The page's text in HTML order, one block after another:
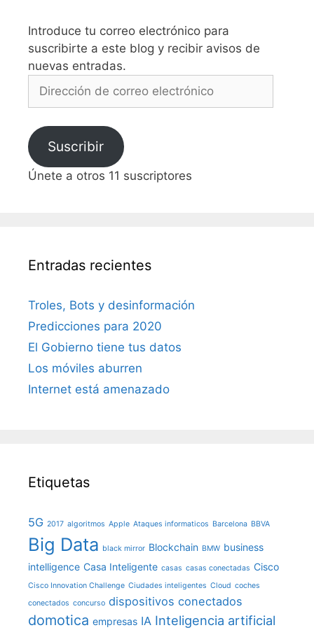
Introduce tu correo electrónico para
suscribirte a este blog y recibir avisos de
nuevas entradas.
Dirección
electrónico
Suscribir
Únete a otros 11 suscriptores
Entradas recientes
Troles, Bots y desinformación
Predicciones para 2020
El Gobierno tiene tus datos
Los móviles aburren
Internet está amenazado
Etiquetas
5G 2017 algoritmos Apple Ataques informaticos Barcelona BBVA
Big Data black mirror Blockchain BMW business
intelligence Casa Inteligente casas casas conectadas Cisco
Cisco Innovation Challenge Ciudades inteligentes Cloud coches
conectados concurso dispositivos conectados
domotica empresas IA Inteligencia artificial